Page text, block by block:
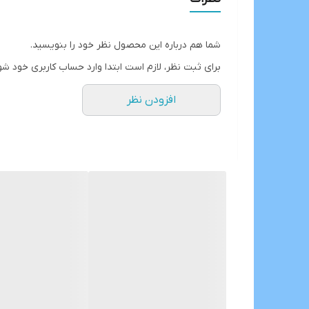
شما هم درباره این محصول نظر خود را بنویسید.
برای ثبت نظر، لازم است ابتدا وارد حساب کاربری خود
افزودن نظر